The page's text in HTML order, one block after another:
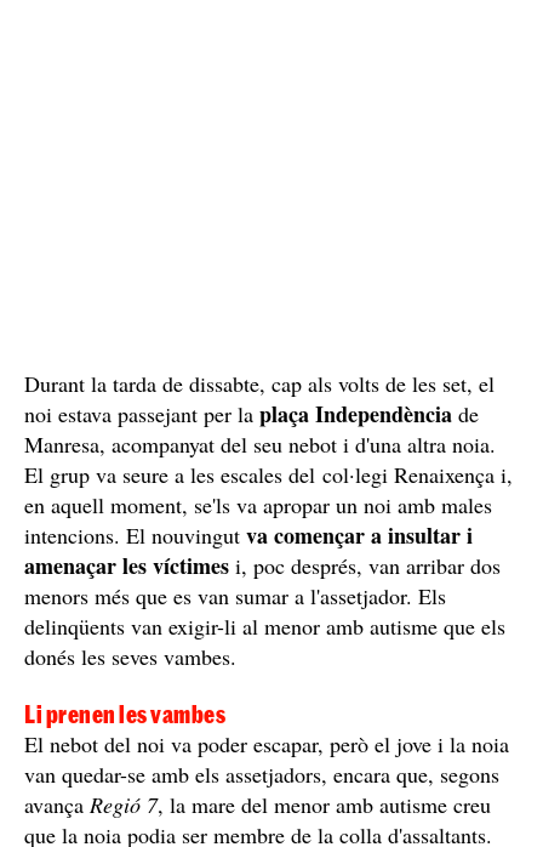
Durant la tarda de dissabte, cap als volts de les set, el
noi estava passejant per la plaça Independència de
Manresa, acompanyat del seu nebot i d'una altra noia.
El grup va seure a les escales del col·legi Renaixença i,
en aquell moment, se'ls va apropar un noi amb males
intencions. El nouvingut va començar a insultar i
amenaçar les víctimes i, poc després, van arribar dos
menors més que es van sumar a l'assetjador. Els
delinqüents van exigir-li al menor amb autisme que els
donés les seves vambes.
Li prenen les vambes
El nebot del noi va poder escapar, però el jove i la noia
van quedar-se amb els assetjadors, encara que, segons
avança Regió 7, la mare del menor amb autisme creu
que la noia podia ser membre de la colla d'assaltants.